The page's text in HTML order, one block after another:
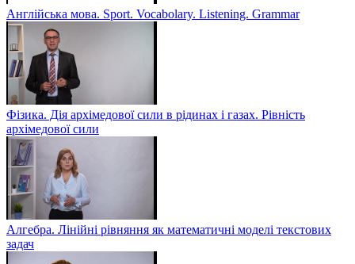
Англійська мова. Sport. Vocabolary. Listening. Grammar
Фізика. Дія архімедової сили в рідинах і газах. Рівність
архімедової сили
Алгебра. Лінійні рівняння як математичні моделі текстових
задач